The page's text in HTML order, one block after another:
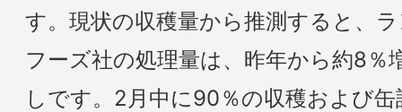
す。現状の収穫量から推測すると、
フーズ社の処理量は、昨年から約8
しです。2月中に90％の収穫および